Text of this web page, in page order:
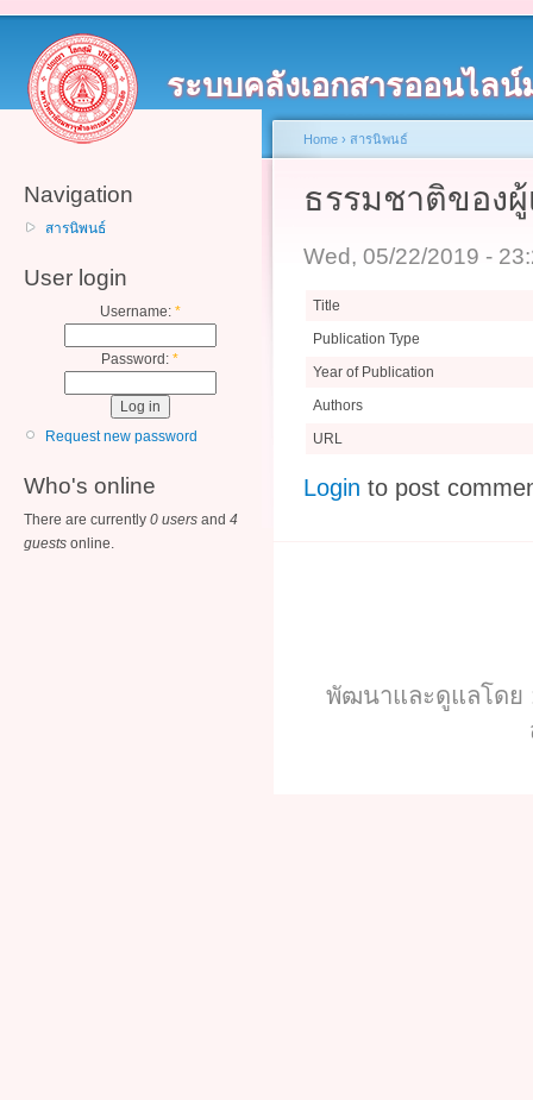
ระบบคลังเอกสารออนไล
Navigation
สารนิพนธ์
User login
Username: *
Password: *
Request new password
Who's online
There are currently 0 users and 4
guests online.
Home › สารนิพนธ์
ธรรมชาติของ
Wed, 05/22/2019 -
Title
Publication Type
Year of Publication
Authors
URL
Login to post
พัฒนาและดูแลโดย